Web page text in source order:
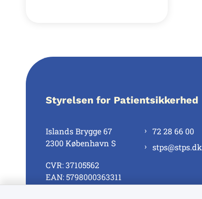
Styrelsen for Patientsikkerhed
Islands Brygge 67
2300 København S
CVR: 37105562
EAN: 5798000363311
72 28 66 00
stps@stps.dk